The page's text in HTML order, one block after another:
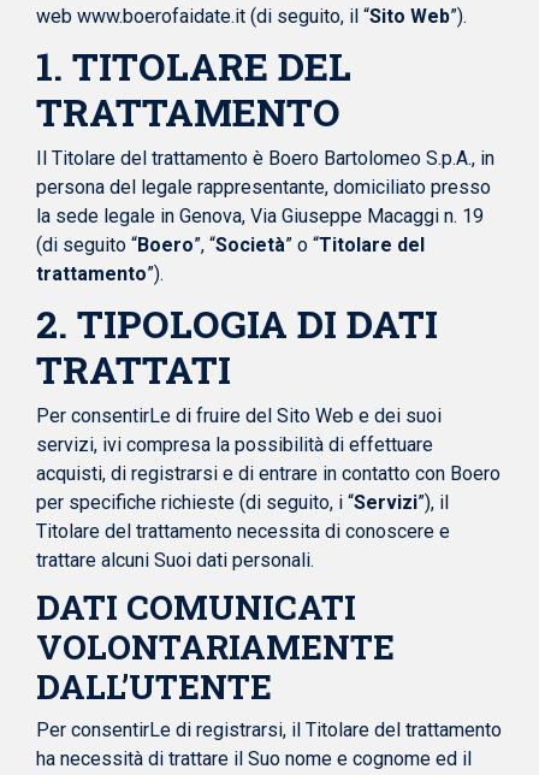
web www.boerofaidate.it (di seguito, il “Sito Web”).
1. TITOLARE DEL
TRATTAMENTO
Il Titolare del trattamento è Boero Bartolomeo S.p.A., in
persona del legale rappresentante, domiciliato presso
la sede legale in Genova, Via Giuseppe Macaggi n. 19
(di seguito “Boero”, “Società” o “Titolare del
trattamento”).
2. TIPOLOGIA DI DATI
TRATTATI
Per consentirLe di fruire del Sito Web e dei suoi
servizi, ivi compresa la possibilità di effettuare
acquisti, di registrarsi e di entrare in contatto con Boero
per specifiche richieste (di seguito, i “Servizi”), il
Titolare del trattamento necessita di conoscere e
trattare alcuni Suoi dati personali.
DATI COMUNICATI
VOLONTARIAMENTE
DALL’UTENTE
Per consentirLe di registrarsi, il Titolare del trattamento
ha necessità di trattare il Suo nome e cognome ed il